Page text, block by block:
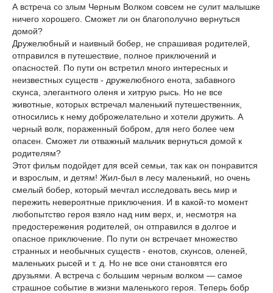
А встреча со злым Черным Волком совсем не сулит малышке
ничего хорошего. Сможет ли он благополучно вернуться
домой?
Дружелюбный и наивный бобер, не спрашивая родителей,
отправился в путешествие, полное приключений и
опасностей. По пути он встретил много интересных и
неизвестных существ - дружелюбного енота, забавного
скунса, элегантного оленя и хитрую рысь. Но не все
животные, которых встречал маленький путешественник,
относились к нему доброжелательно и хотели дружить. А
черный волк, пораженный бобром, для него более чем
опасен. Сможет ли отважный мальчик вернуться домой к
родителям?
Этот фильм подойдет для всей семьи, так как он понравится
и взрослым, и детям! Жил-был в лесу маленький, но очень
смелый бобер, который мечтал исследовать весь мир и
пережить невероятные приключения. И в какой-то момент
любопытство героя взяло над ним верх, и, несмотря на
предостережения родителей, он отправился в долгое и
опасное приключение. По пути он встречает множество
странных и необычных существ - енотов, скунсов, оленей,
маленьких рысей и т. д. Но не все они становятся его
друзьями. А встреча с большим черным волком — самое
страшное событие в жизни маленького героя. Теперь бобр